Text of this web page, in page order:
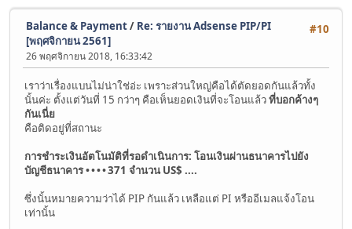
#10
Balance & Payment/ Re: รายงาน Adsense PIP/PI
[พฤศจิกายน 2561]
26 พฤศจิกายน 2018, 16:33:42
เราว่าเรื่องแบนไม่น่าใช่อ่ะ เพราะส่วนใหญ่คือได้ตัดยอดกันแล้วทั้ง
นั้นค่ะ ตั้งแต่วันที่ 15 กว่าๆ คือเห็นยอดเงินที่จะโอนแล้วที่บอกค้างๆ
กันเนี่ย
คือติดอยู่ที่สถานะ
การชำระเงินอัตโนมัติที่รอดำเนินการ: โอนเงินผ่านธนาคารไปยัง
บัญชีธนาคาร • • • • 371 จำนวน US$ ....
ซึ่งนั้นหมายความว่าได้ PIP กันแล้ว เหลือแต่ PI หรืออีเมลแจ้งโอน
เท่านั้น